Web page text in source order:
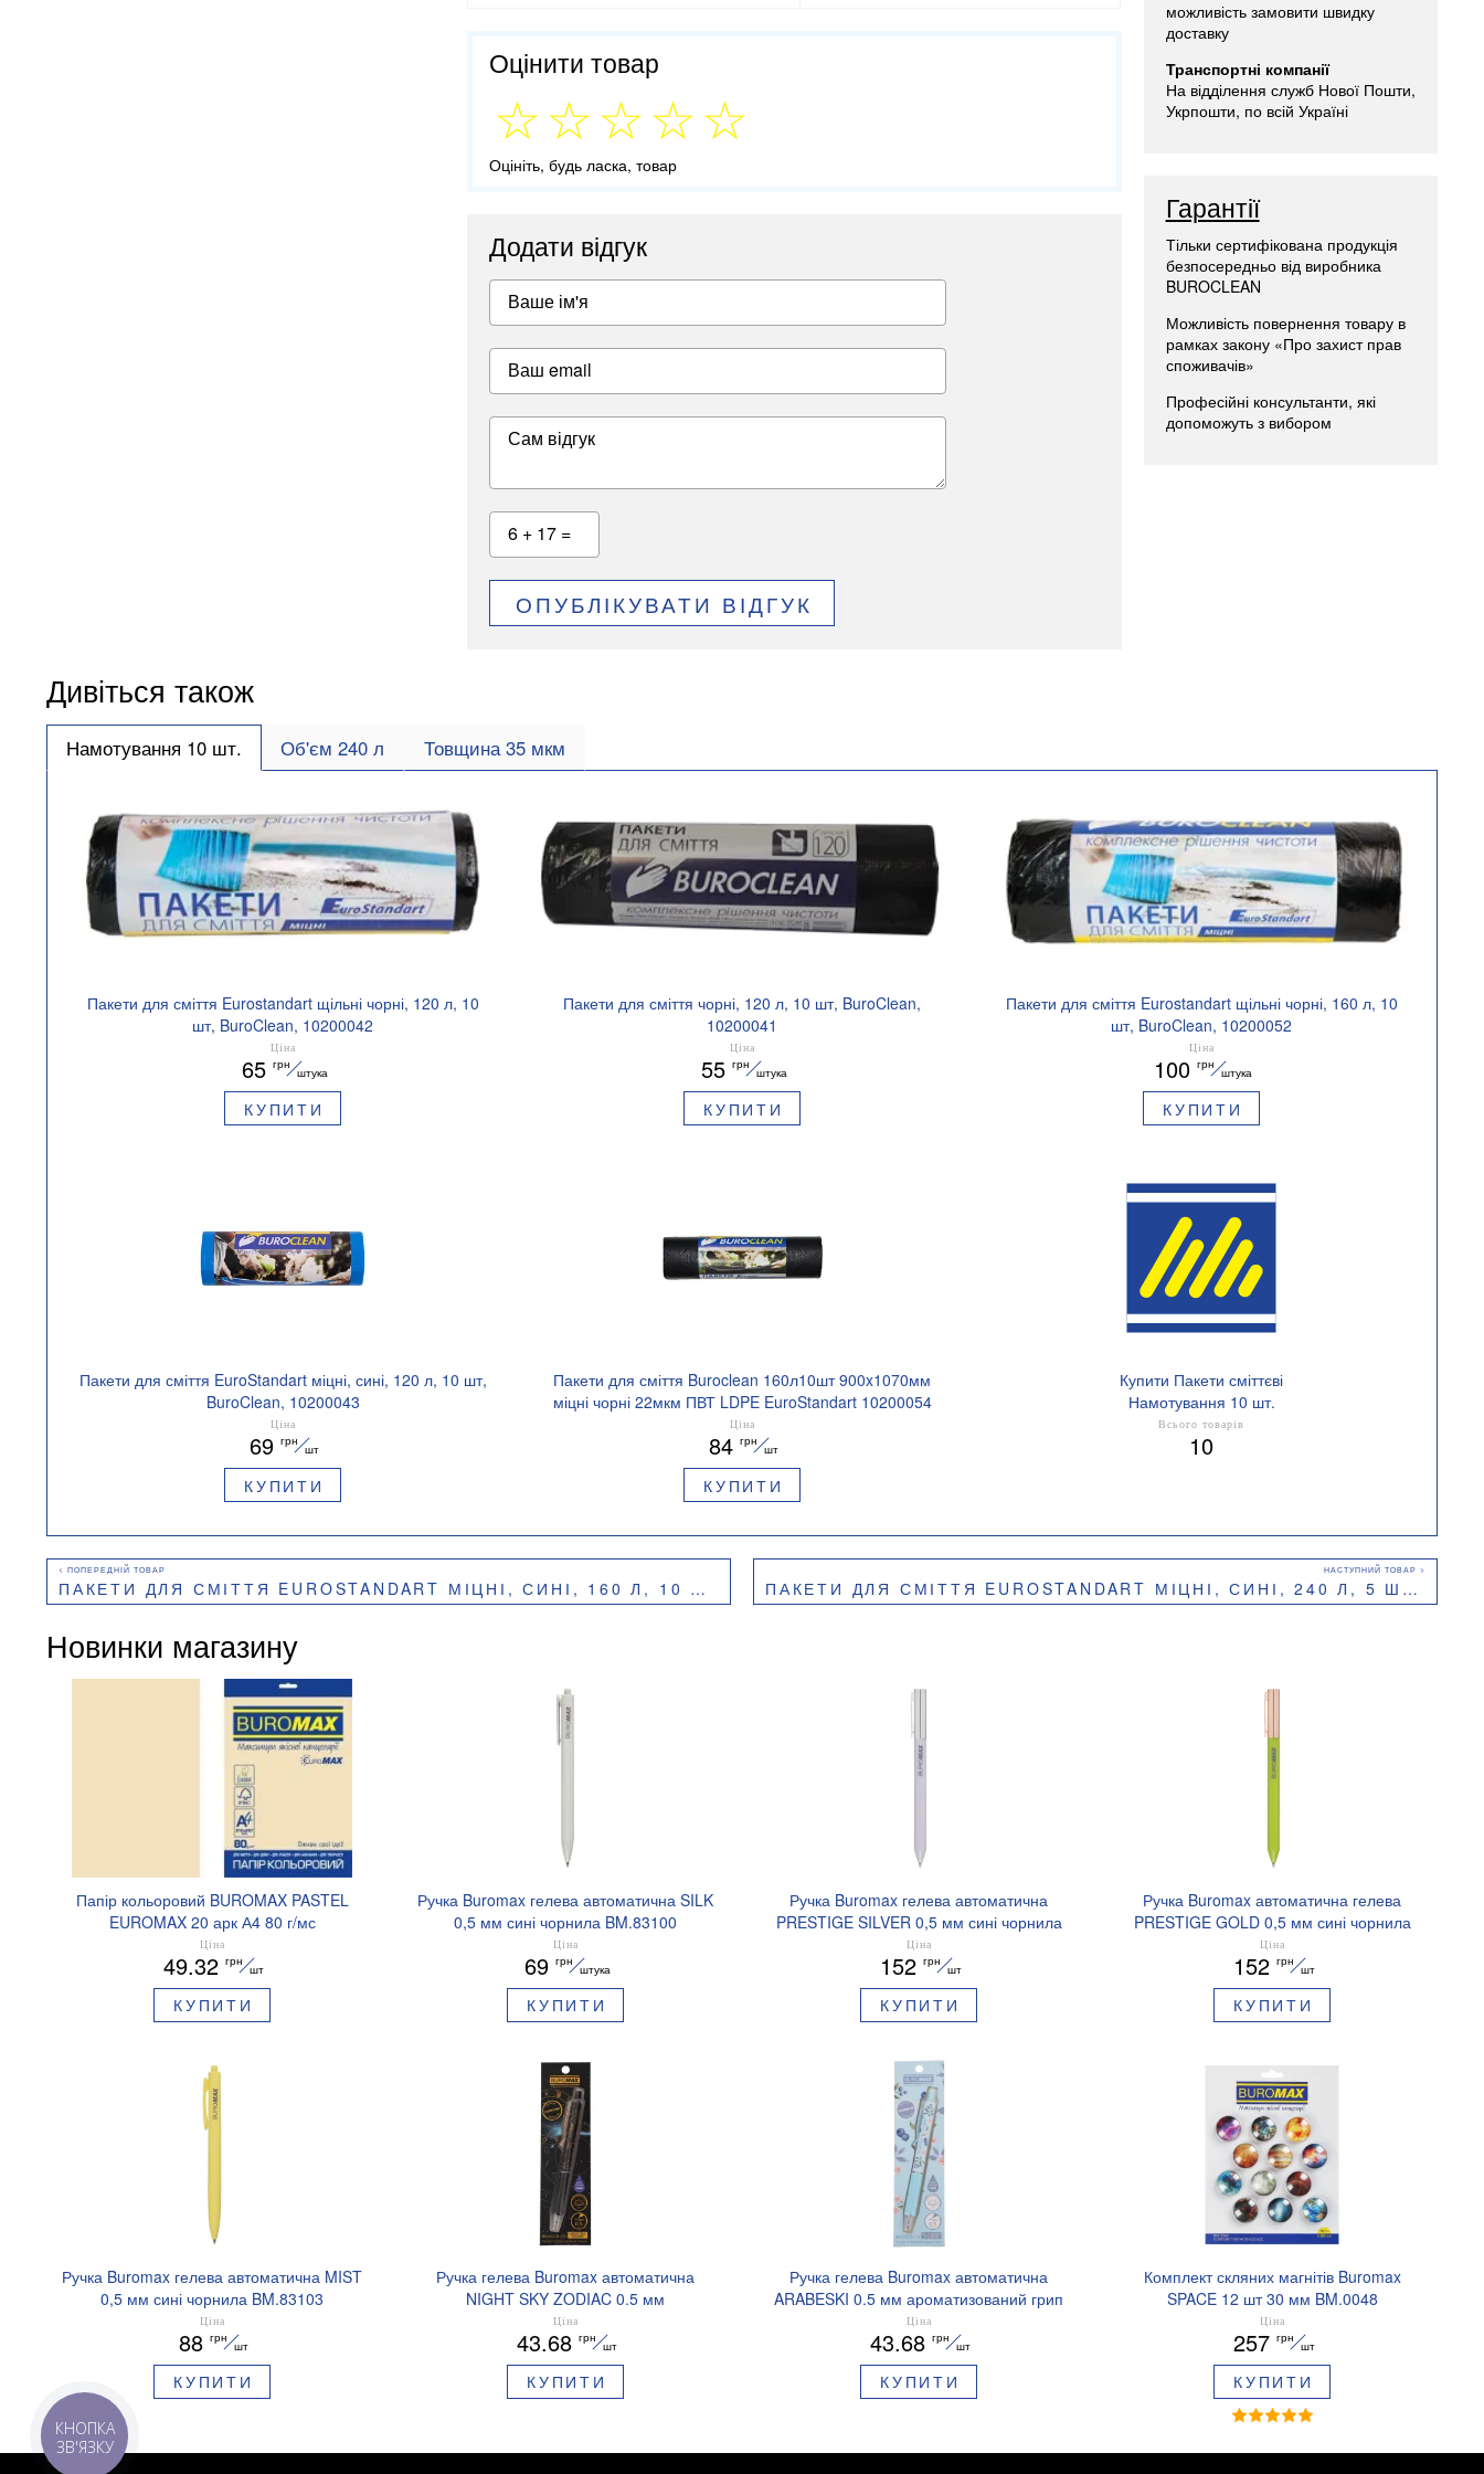
Оцінити товар
Оцініть, будь ласка, товар
Додати відгук
Ваше ім'я
Ваш email
Сам відгук
6 + 17 =
ОПУБЛІКУВАТИ ВІДГУК
можливість замовити швидку
доставку
Транспортні компанії
На відділення служб Нової Пошти,
Укрпошти, по всій Україні
Гарантії
Тільки сертифікована продукція
безпосередньо від виробника
BUROCLEAN
Можливість повернення товару в
рамках закону «Про захист прав
споживачів»
Професійні консультанти, які
допоможуть з вибором
Дивіться також
Намотування 10 шт. Об'єм 240 л Товщина 35 мкм
Пакети для сміття Eurostandart щільні чорні, 120 л, 10
шт, BuroClean, 10200042
Ціна
65 грн
штука
КУПИТИ
Пакети для сміття чорні, 120 л, 10 шт, BuroClean,
10200041
Ціна
55 грн
штука
КУПИТИ
Пакети для сміття Eurostandart щільні чорні, 160 л, 10
шт, BuroClean, 10200052
Ціна
100 грн
штука
КУПИТИ
Пакети для сміття EuroStandart міцні, сині, 120 л, 10 шт,
BuroClean, 10200043
Ціна
69 грн
шт
КУПИТИ
Пакети для сміття Buroclean 160л10шт 900x1070мм
міцні чорні 22мкм ПВТ LDPE EuroStandart 10200054
Ціна
84 грн
шт
КУПИТИ
Купити Пакети сміттєві
Намотування 10 шт.
Всього товарів
10
ПАКЕТИ ДЛЯ СМІТТЯ EUROSTANDART МІЦНІ, СИНІ, 160 Л, 10 ШТ, BUROCLEAN, 10200053 ПАКЕТИ ДЛЯ СМІТТЯ EUROSTANDART МІЦНІ, СИНІ, 240 Л, 5 ШТ, BUROCLEAN, 10200061
Новинки магазину
Папір кольоровий BUROMAX PASTEL
EUROMAX 20 арк А4 80 г/мс
BM.2721220E-08
Ціна
49.32 грн
шт
КУПИТИ
Ручка Buromax гелева автоматична SILK
0,5 мм сині чорнила BM.83100
Ціна
69 грн
штука
КУПИТИ
Ручка Buromax гелева автоматична
PRESTIGE SILVER 0,5 мм сині чорнила
BM.83102
Ціна
152 грн
шт
КУПИТИ
Ручка Buromax автоматична гелева
PRESTIGE GOLD 0,5 мм сині чорнила
BM.83101
Ціна
152 грн
шт
КУПИТИ
Ручка Buromax гелева автоматична MIST
0,5 мм сині чорнила BM.83103
Ціна
88 грн
шт
КУПИТИ
Ручка гелева Buromax автоматична
NIGHT SKY ZODIAC 0.5 мм
ароматизований грип синє чорнило
BM.8379-01
Ціна
43.68 грн
шт
КУПИТИ
Ручка гелева Buromax автоматична
ARABESKI 0.5 мм ароматизований грип
синє чорнило в блістері BM.8379-02
Ціна
43.68 грн
шт
КУПИТИ
Комплект скляних магнітів Buromax
SPACE 12 шт 30 мм BM.0048
Ціна
257 грн
шт
КУПИТИ
КНОПКА
ЗВ'ЯЗКУ